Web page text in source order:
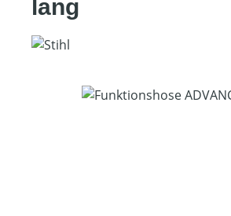
lang
Bildergalerie überspringen